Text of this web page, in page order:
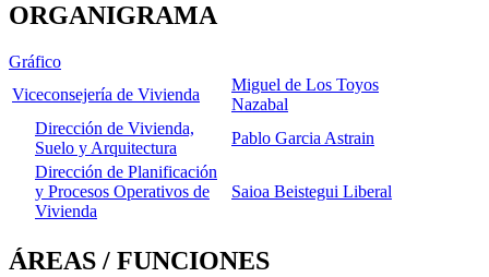
ORGANIGRAMA
Gráfico
Viceconsejería de Vivienda
Miguel de Los Toyos
Nazabal
Dirección de Vivienda,
Suelo y Arquitectura
Pablo Garcia Astrain
Dirección de Planificación
y Procesos Operativos de
Vivienda
Saioa Beistegui Liberal
ÁREAS / FUNCIONES